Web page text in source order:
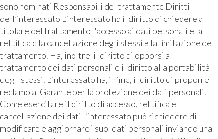
sono nominati Responsabili del trattamento Diritti
dell’interessato L’interessato ha il diritto di chiedere al
titolare del trattamento l'accesso ai dati personali e la
rettifica o la cancellazione degli stessi e la limitazione del
trattamento. Ha, inoltre, il diritto di opporsi al
trattamento dei dati personali e il diritto alla portabilità
degli stessi. L’interessato ha, infine, il diritto di proporre
reclamo al Garante per la protezione dei dati personali.
Come esercitare il diritto di accesso, rettifica e
cancellazione dei dati L’interessato può richiedere di
modificare e aggiornare i suoi dati personali inviando una